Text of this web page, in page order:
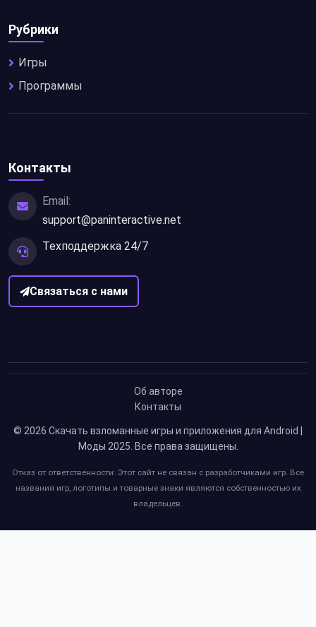
Рубрики
Игры
Программы
Контакты
Email:
support@paninteractive.net
Техподдержка 24/7
Связаться с нами
Об авторе
Контакты
© 2026 Скачать взломанные игры и приложения для Android |
Моды 2025. Все права защищены.
Отказ от ответственности: Этот сайт не связан с разработчиками игр. Все
названия игр, логотипы и товарные знаки являются собственностью их
владельцев.